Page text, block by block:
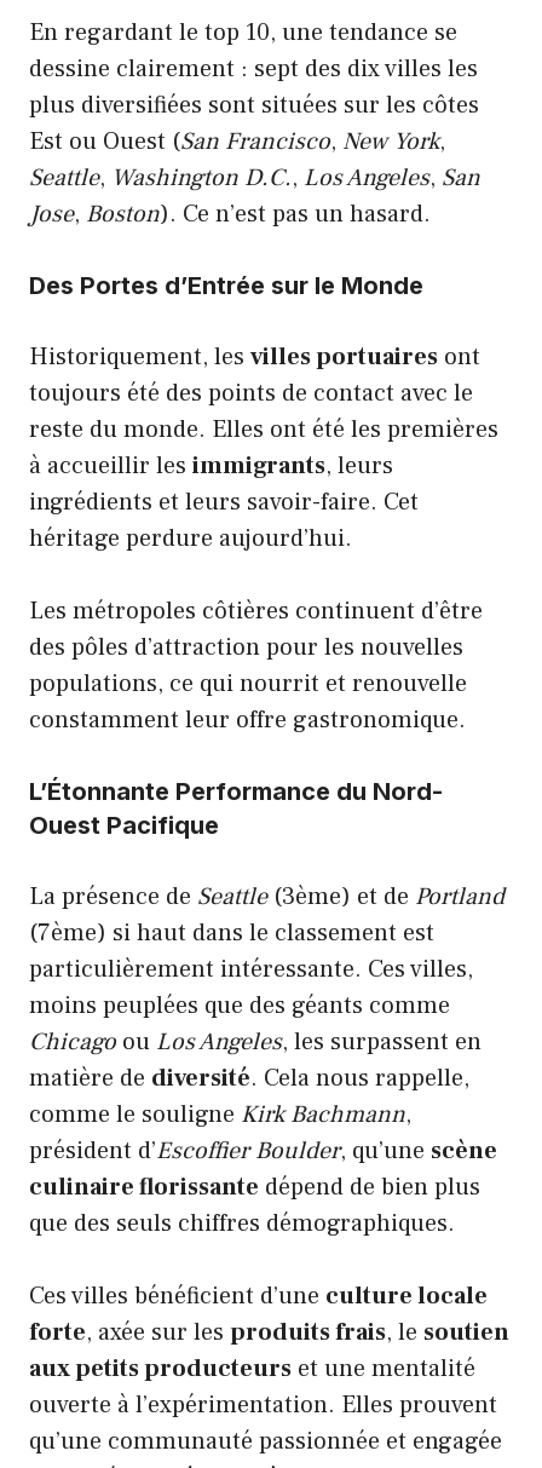
En regardant le top 10, une tendance se
dessine clairement : sept des dix villes les
plus diversifiées sont situées sur les côtes
Est ou Ouest (San Francisco, New York,
Seattle, Washington D.C., Los Angeles, San
Jose, Boston). Ce n’est pas un hasard.
Des Portes d’Entrée sur le Monde
Historiquement, les villes portuaires ont
toujours été des points de contact avec le
reste du monde. Elles ont été les premières
à accueillir les immigrants, leurs
ingrédients et leurs savoir-faire. Cet
héritage perdure aujourd’hui.
Les métropoles côtières continuent d’être
des pôles d’attraction pour les nouvelles
populations, ce qui nourrit et renouvelle
constamment leur offre gastronomique.
L’Étonnante Performance du Nord-
Ouest Pacifique
La présence de Seattle(3ème) et de Portland
(7ème) si haut dans le classement est
particulièrement intéressante. Ces villes,
moins peuplées que des géants comme
Chicago ou Los Angeles, les surpassent en
matière de diversité. Cela nous rappelle,
comme le souligne Kirk Bachmann,
président d’Escoffier Boulder, qu’une scène
culinaire florissante dépend de bien plus
que des seuls chiffres démographiques.
Ces villes bénéficient d’une culture locale
forte, axée sur les produits frais, le soutien
aux petits producteurs et une mentalité
ouverte à l’expérimentation. Elles prouvent
qu’une communauté passionnée et engagée